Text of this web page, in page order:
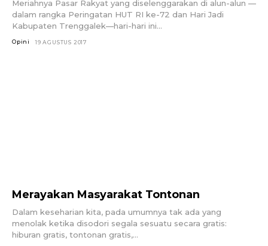
Meriahnya Pasar Rakyat yang diselenggarakan di alun-alun —
dalam rangka Peringatan HUT RI ke-72 dan Hari Jadi
Kabupaten Trenggalek—hari-hari ini...
Opini 19 AGUSTUS 2017
Merayakan Masyarakat Tontonan
Dalam keseharian kita, pada umumnya tak ada yang
menolak ketika disodori segala sesuatu secara gratis:
hiburan gratis, tontonan gratis,...